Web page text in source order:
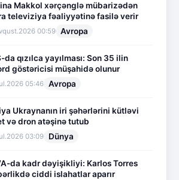
Makkol xərçənglə mübarizədən
televiziya fəaliyyətinə fasilə verir
00:59 Avropa
da qızılca yayılması: Son 35 ilin
göstəricisi müşahidə olunur
05:46 Avropa
Ukraynanın iri şəhərlərini kütləvi
və dron atəşinə tutub
03:09 Dünya
da kadr dəyişikliyi: Karlos Torres
ciddi islahatlar aparır